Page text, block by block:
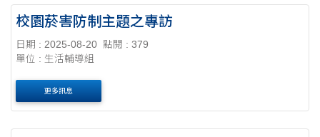
校園菸害防制主題之專訪
日期 : 2025-08-20 點閱 : 379
單位 : 生活輔導組
更多訊息